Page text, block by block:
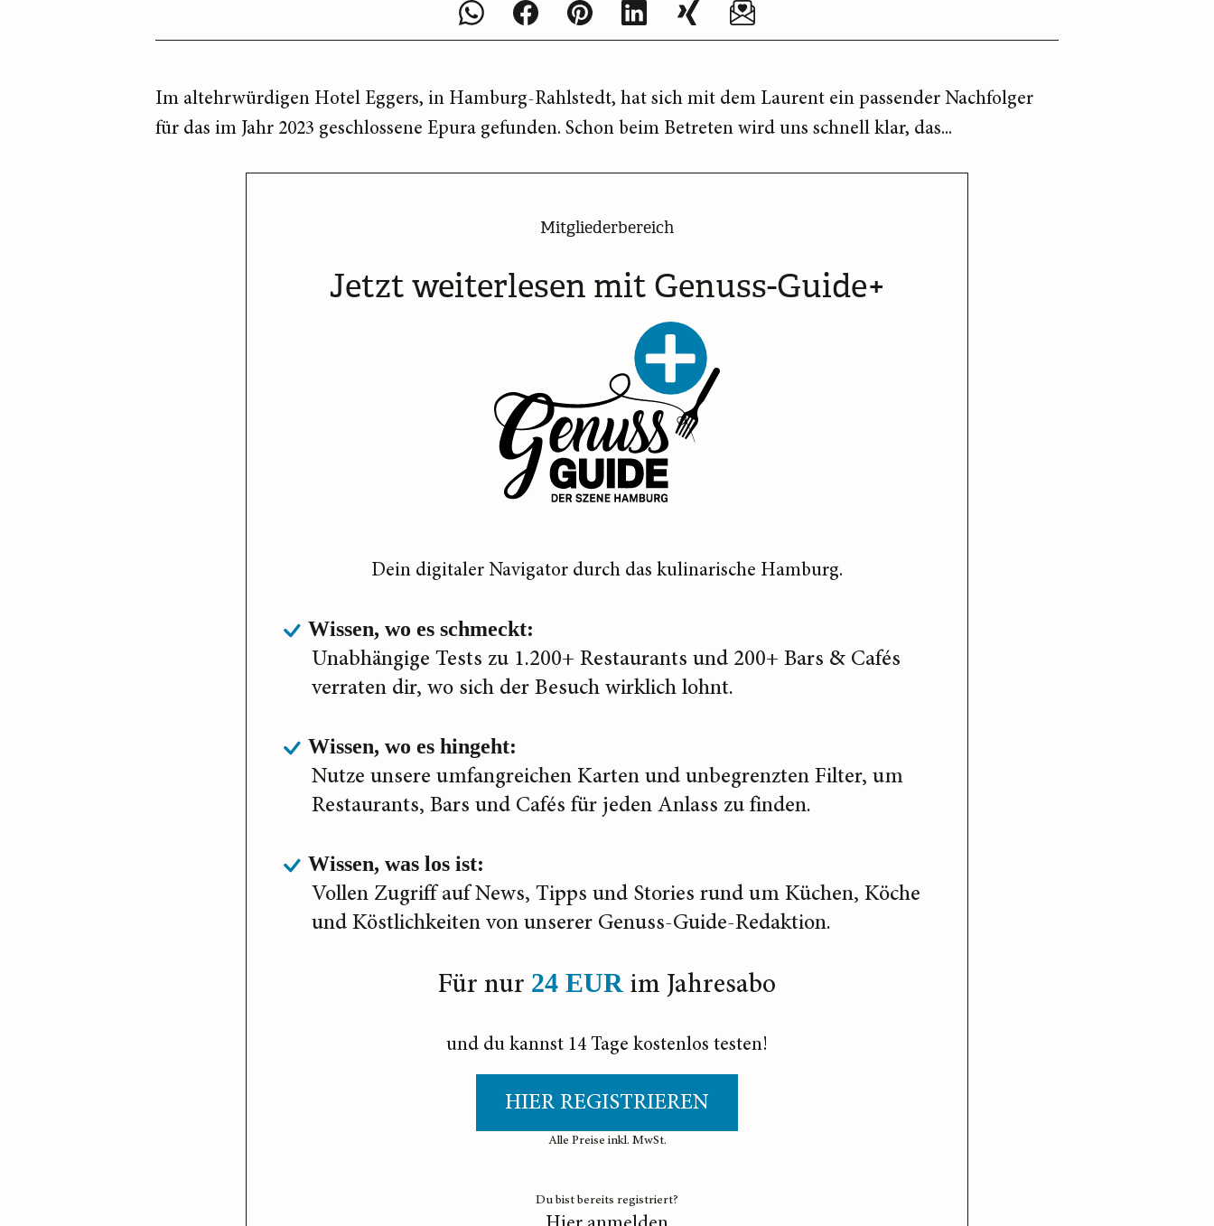
Im altehrwürdigen Hotel Eggers, in Hamburg-Rahlstedt, hat sich mit dem Laurent ein passender Nachfolger
für das im Jahr 2023 geschlossene Epura gefunden. Schon beim Betreten wird uns schnell klar, das...
Mitgliederbereich
Jetzt weiterlesen mit Genuss-Guide+
Dein digitaler Navigator durch das kulinarische Hamburg.
Wissen, wo es schmeckt:
Unabhängige Tests zu 1.200+ Restaurants und 200+ Bars & Cafés
verraten dir, wo sich der Besuch wirklich lohnt.
Wissen, wo es hingeht:
Nutze unsere umfangreichen Karten und unbegrenzten Filter, um
Restaurants, Bars und Cafés für jeden Anlass zu finden.
Wissen, was los ist:
Vollen Zugriff auf News, Tipps und Stories rund um Küchen, Köche
und Köstlichkeiten von unserer Genuss-Guide-Redaktion.
Für nur 24 EUR im Jahresabo
und du kannst 14 Tage kostenlos testen!
HIER REGISTRIEREN
Alle Preise inkl. MwSt.
Du bist bereits registriert?